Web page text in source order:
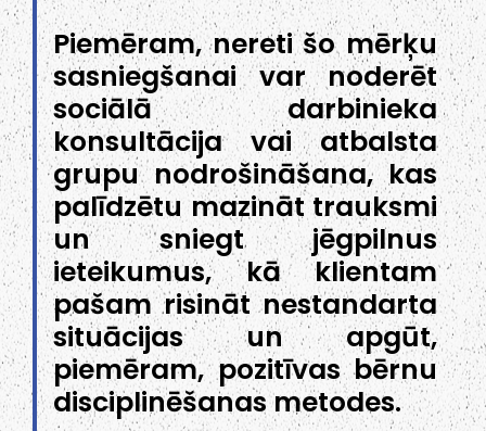
Piemēram, nereti šo mērķu
sasniegšanai var noderēt
sociālā darbinieka
konsultācija vai atbalsta
grupu nodrošināšana, kas
palīdzētu mazināt trauksmi
un sniegt jēgpilnus
ieteikumus, kā klientam
pašam risināt nestandarta
situācijas un apgūt,
piemēram, pozitīvas bērnu
disciplinēšanas metodes.